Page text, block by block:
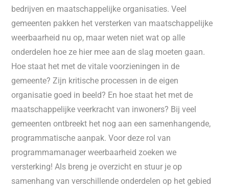
bedrijven en maatschappelijke organisaties. Veel
gemeenten pakken het versterken van maatschappelijke
weerbaarheid nu op, maar weten niet wat op alle
onderdelen hoe ze hier mee aan de slag moeten gaan.
Hoe staat het met de vitale voorzieningen in de
gemeente? Zijn kritische processen in de eigen
organisatie goed in beeld? En hoe staat het met de
maatschappelijke veerkracht van inwoners? Bij veel
gemeenten ontbreekt het nog aan een samenhangende,
programmatische aanpak. Voor deze rol van
programmamanager weerbaarheid zoeken we
versterking! Als breng je overzicht en stuur je op
samenhang van verschillende onderdelen op het gebied